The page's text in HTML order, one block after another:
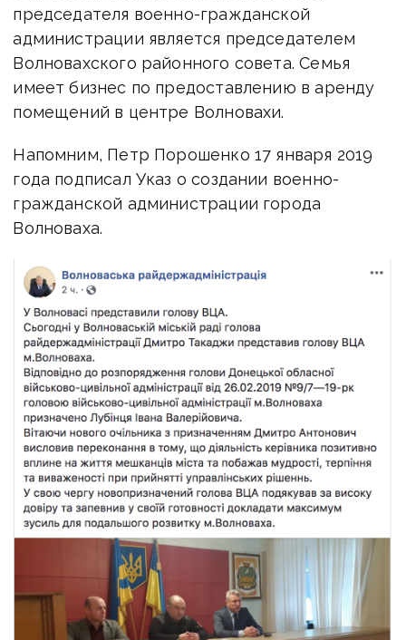
председателя военно-гражданской
администрации является председателем
Волновахского районного совета. Семья
имеет бизнес по предоставлению в аренду
помещений в центре Волновахи.
Напомним, Петр Порошенко 17 января 2019
года подписал Указ о создании военно-
гражданской администрации города
Волноваха.